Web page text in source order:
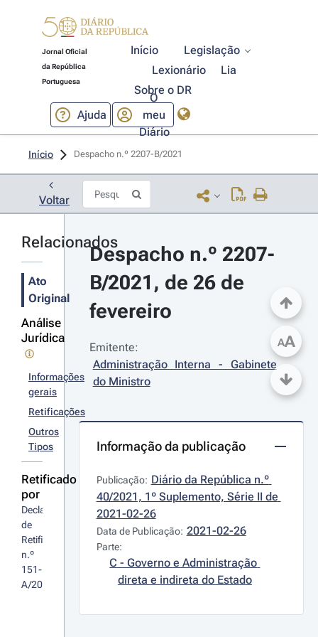
Jornal Oficial
da República
Portuguesa
Início
Legislação
Lexionário
Lia
Sobre o DR
Ajuda
O
meu
Diário
Início Despacho n.º 2207-B/2021
Voltar
Relacionados
Ato
Original
Análise
Jurídica
Informações
gerais
Retificações
Outros
Tipos
Retificado
por
Declaração
de
Retificação
n.º
151-
A/2021
Despacho n.º 2207-
B/2021, de 26 de
fevereiro
Emitente:
Administração Interna - Gabinete
do Ministro
Informação da publicação
Publicação: Diário da República n.º
40/2021, 1º Suplemento, Série II de
2021-02-26
Data de Publicação: 2021-02-26
Parte:
C - Governo e Administração
direta e indireta do Estado
AA